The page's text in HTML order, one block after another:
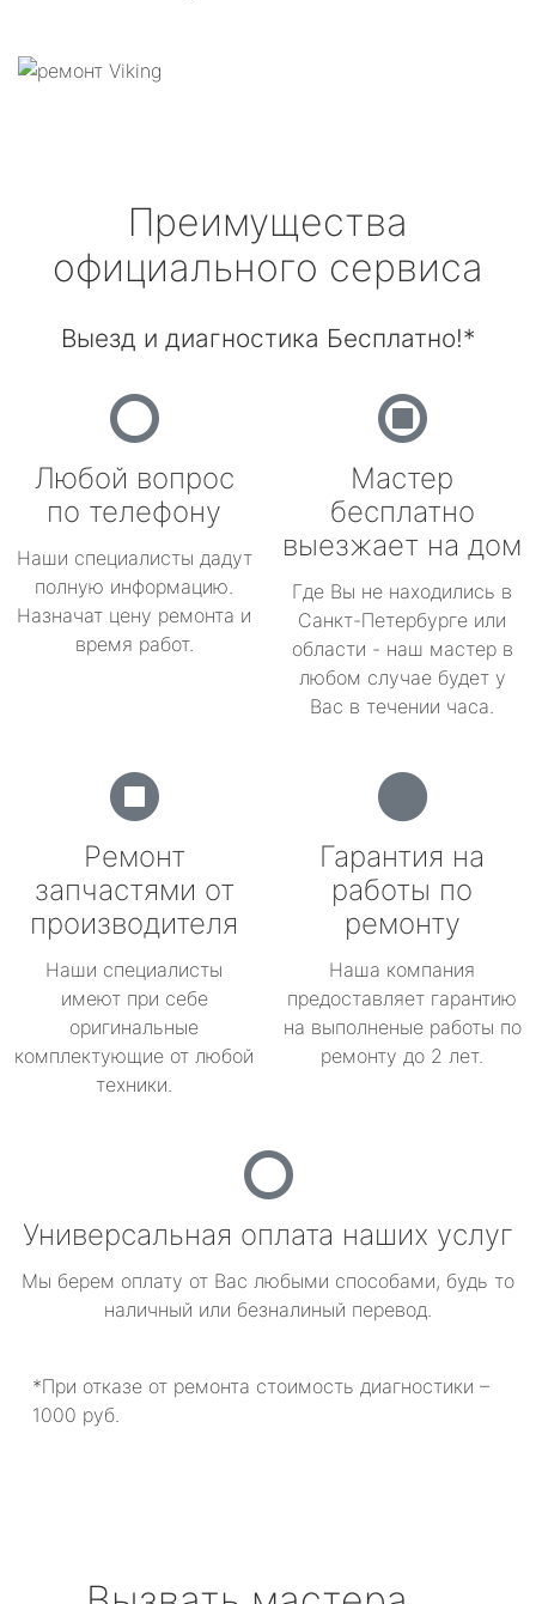
Преимущества
официального сервиса
Выезд и диагностика Бесплатно!*
Любой вопрос
по телефону
Наши специалисты дадут
полную информацию.
Назначат цену ремонта и
время работ.
Мастер
бесплатно
выезжает на дом
Где Вы не находились в
Санкт-Петербурге или
области - наш мастер в
любом случае будет у
Вас в течении часа.
Ремонт
запчастями от
производителя
Наши специалисты
имеют при себе
оригинальные
комплектующие от любой
техники.
Гарантия на
работы по
ремонту
Наша компания
предоставляет гарантию
на выполненые работы по
ремонту до 2 лет.
Универсальная оплата наших услуг
Мы берем оплату от Вас любыми способами, будь то
наличный или безналиный перевод.
*При отказе от ремонта стоимость диагностики –
1000 руб.